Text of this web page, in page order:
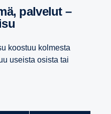
koostuu kolmesta
useista osista tai